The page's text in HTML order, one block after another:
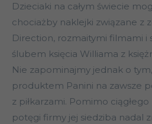
Dzieciaki na całym świecie
chociażby naklejki związane z
Direction, rozmaitymi filmami i
ślubem księcia Williama z
Nie zapominajmy jednak o
produktem Panini na zawsze
z piłkarzami. Pomimo ciągłego
potęgi firmy jej siedziba nadal